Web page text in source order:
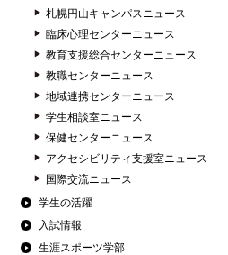
札幌円山キャンパスニュース
臨床心理センターニュース
教育支援総合センターニュース
教職センターニュース
地域連携センターニュース
学生相談室ニュース
保健センターニュース
アクセシビリティ支援室ニュース
国際交流ニュース
学生の活躍
入試情報
生涯スポーツ学部